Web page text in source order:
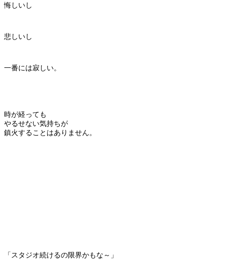
悔しいし
悲しいし
一番には寂しい。
時が経っても
やるせない気持ちが
鎮火することはありません。
「スタジオ続けるの限界かもな～」